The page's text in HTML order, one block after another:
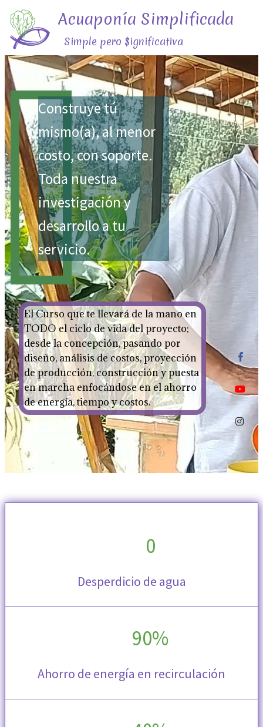
Acuaponía Simplificada
Simple pero $ignificativa
Construye tú
mismo(a), al menor
costo, con soporte.
Toda nuestra
investigación y
desarrollo a tu
servicio.
El Curso que te llevará de la mano en
TODO el ciclo de vida del proyecto;
desde la concepción, pasando por
diseño, análisis de costos, proyección
de producción, construcción y puesta
en marcha enfocándose en el ahorro
de energía, tiempo y costos.
0
Desperdicio de agua
90%
Ahorro de energía en recirculación